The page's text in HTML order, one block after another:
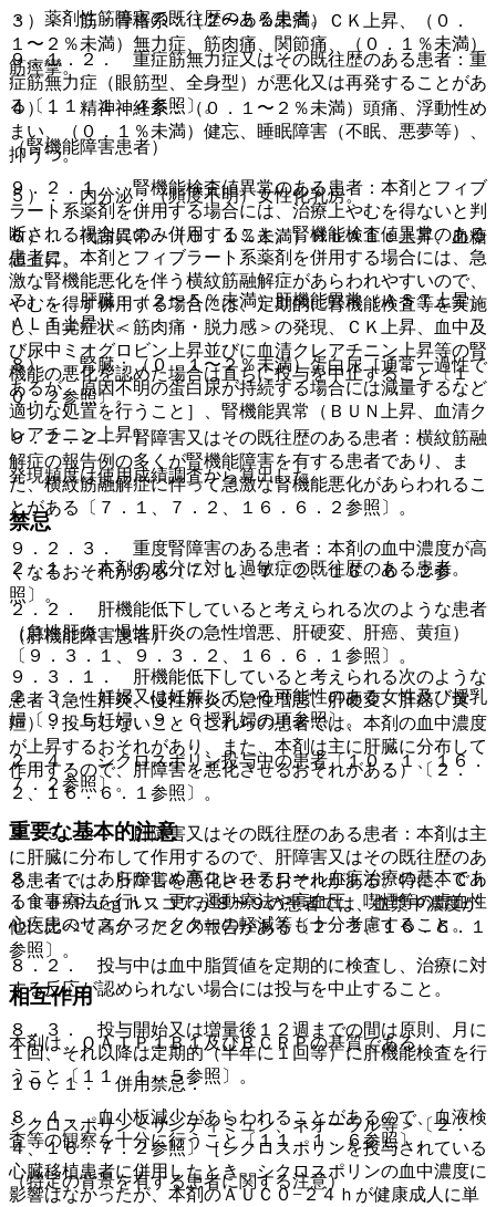
・ 薬剤性筋障害の既往歴のある患者。
９．１．２． 重症筋無力症又はその既往歴のある患者：重
症筋無力症（眼筋型、全身型）が悪化又は再発することがあ
る〔１１．１．４参照〕。
（腎機能障害患者）
９．２．１． 腎機能検査値異常のある患者：本剤とフィブ
ラート系薬剤を併用する場合には、治療上やむを得ないと判
断される場合にのみ併用すること。腎機能検査値異常のある
患者に、本剤とフィブラート系薬剤を併用する場合には、急
激な腎機能悪化を伴う横紋筋融解症があらわれやすいので、
やむを得ず併用する場合には、定期的に腎機能検査等を実施
し、自覚症状＜筋肉痛・脱力感＞の発現、ＣＫ上昇、血中及
び尿中ミオグロビン上昇並びに血清クレアチニン上昇等の腎
機能の悪化を認めた場合は直ちに投与を中止すること〔１
０．２参照〕。
９．２．２． 腎障害又はその既往歴のある患者：横紋筋融
解症の報告例の多くが腎機能障害を有する患者であり、ま
た、横紋筋融解症に伴って急激な腎機能悪化があらわれるこ
とがある〔７．１、７．２、１６．６．２参照〕。
９．２．３． 重度腎障害のある患者：本剤の血中濃度が高
くなるおそれがある〔７．１、７．２、１６．６．２参
照〕。
（肝機能障害患者）
９．３．１． 肝機能低下していると考えられる次のような
患者（急性肝炎、慢性肝炎の急性増悪、肝硬変、肝癌、黄
疸）：投与しないこと（これらの患者では、本剤の血中濃度
が上昇するおそれがあり、また、本剤は主に肝臓に分布して
作用するので、肝障害を悪化させるおそれがある）〔２．
２、１６．６．１参照〕。
９．３．２． 肝障害又はその既往歴のある患者：本剤は主
に肝臓に分布して作用するので、肝障害又はその既往歴のあ
る患者では、肝障害を悪化させるおそれがある。特に、Ｃｈ
ｉｌｄ−Ｐｕｇｈスコアが８〜９の患者では、血漿中濃度が
他に比べて高かったとの報告がある〔２．２、１６．６．１
参照〕。
相互作用
本剤は、ＯＡＴＰ１Ｂ１及びＢＣＲＰの基質である。
１０．１． 併用禁忌：
シクロスポリン＜サンディミュン、ネオーラル等＞〔２．
４、１６．７．２参照〕［シクロスポリンを投与されている
心臓移植患者に併用したとき、シクロスポリンの血中濃度に
影響はなかったが、本剤のＡＵＣ０−２４ｈが健康成人に単
３）． 筋・骨格系：（２〜５％未満）ＣＫ上昇、（０．
１〜２％未満）無力症、筋肉痛、関節痛、（０．１％未満）
筋痙攣。
４）． 精神神経系：（０．１〜２％未満）頭痛、浮動性め
まい、（０．１％未満）健忘、睡眠障害（不眠、悪夢等）、
抑うつ。
５）． 内分泌：（頻度不明）女性化乳房。
６）． 代謝異常：（０．１％未満）ＨｂＡ１ｃ上昇、血糖
値上昇。
７）． 肝臓：（２〜５％未満）肝機能異常（ＡＳＴ上昇、
ＡＬＴ上昇）。
８）． 腎臓：（０．１〜２％未満）蛋白尿［通常一過性で
あるが、原因不明の蛋白尿が持続する場合には減量するなど
適切な処置を行うこと］、腎機能異常（ＢＵＮ上昇、血清ク
レアチニン上昇）。
発現頻度は使用成績調査から算出した。
禁忌
２．１． 本剤の成分に対し過敏症の既往歴のある患者。
２．２． 肝機能低下していると考えられる次のような患者
（急性肝炎、慢性肝炎の急性増悪、肝硬変、肝癌、黄疸）
〔９．３．１、９．３．２、１６．６．１参照〕。
２．３． 妊婦又は妊娠している可能性のある女性及び授乳
婦〔９．５妊婦、９．６授乳婦の項参照〕。
２．４． シクロスポリン投与中の患者〔１０．１、１６．
７．２参照〕。
重要な基本的注意
８．１． あらかじめ高コレステロール血症治療の基本であ
る食事療法を行い、更に運動療法や高血圧、喫煙等の虚血性
心疾患のリスクファクターの軽減等も十分考慮すること。
８．２． 投与中は血中脂質値を定期的に検査し、治療に対
する反応が認められない場合には投与を中止すること。
８．３． 投与開始又は増量後１２週までの間は原則、月に
１回、それ以降は定期的（半年に１回等）に肝機能検査を行
うこと〔１１．１．５参照〕。
８．４． 血小板減少があらわれることがあるので、血液検
査等の観察を十分に行うこと〔１１．１．６参照〕。
（特定の背景を有する患者に関する注意）